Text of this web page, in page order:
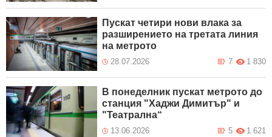
Пускат четири нови влака за
разширението на третата линия
на метрото
28.07.2026 1 830
7
В понеделник пускат метрото до
станция "Хаджи Димитър" и
"Театрална“
13.06.2026 1 621
5